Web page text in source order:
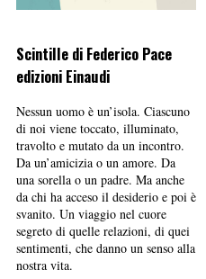
Scintille di Federico Pace
edizioni Einaudi
Nessun uomo è un’isola. Ciascuno
di noi viene toccato, illuminato,
travolto e mutato da un incontro.
Da un’amicizia o un amore. Da
una sorella o un padre. Ma anche
da chi ha acceso il desiderio e poi è
svanito. Un viaggio nel cuore
segreto di quelle relazioni, di quei
sentimenti, che danno un senso alla
nostra vita.